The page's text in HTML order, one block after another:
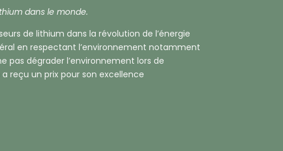
dans le monde.
de lithium dans la révolution de l’énergie
en respectant l’environnement notamment
pas dégrader l’environnement lors de
reçu un prix pour son excellence